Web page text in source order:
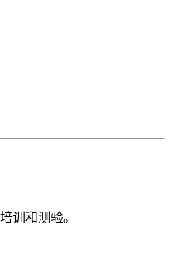
训和测验。